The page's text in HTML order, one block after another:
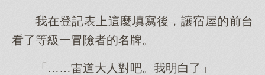
我在登記表上這麼填寫後，讓宿屋的前台
看了等級一冒險者的名牌。
「……雷道大人對吧。我明白了」